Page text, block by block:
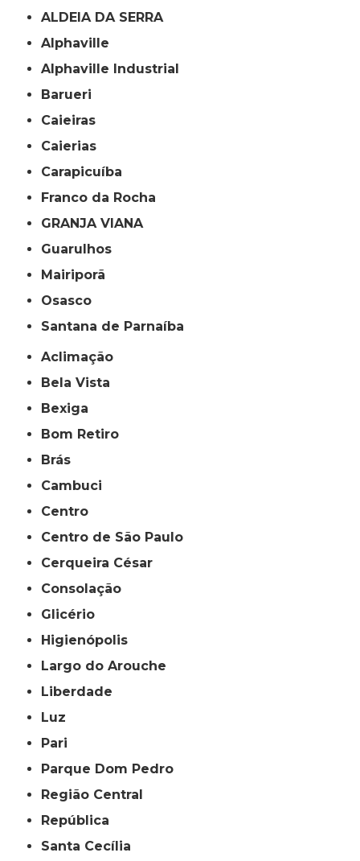
ALDEIA DA SERRA
Alphaville
Alphaville Industrial
Barueri
Caieiras
Caierias
Carapicuíba
Franco da Rocha
GRANJA VIANA
Guarulhos
Mairiporã
Osasco
Santana de Parnaíba
Aclimação
Bela Vista
Bexiga
Bom Retiro
Brás
Cambuci
Centro
Centro de São Paulo
Cerqueira César
Consolação
Glicério
Higienópolis
Largo do Arouche
Liberdade
Luz
Pari
Parque Dom Pedro
Região Central
República
Santa Cecília